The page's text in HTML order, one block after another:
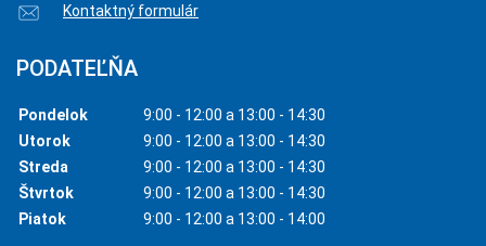
Kontaktný formulár
PODATEĽŇA
Pondelok
9:00 - 12:00 a 13:00 - 14:30
Utorok
9:00 - 12:00 a 13:00 - 14:30
Streda
9:00 - 12:00 a 13:00 - 14:30
Štvrtok
9:00 - 12:00 a 13:00 - 14:30
Piatok
9:00 - 12:00 a 13:00 - 14:00